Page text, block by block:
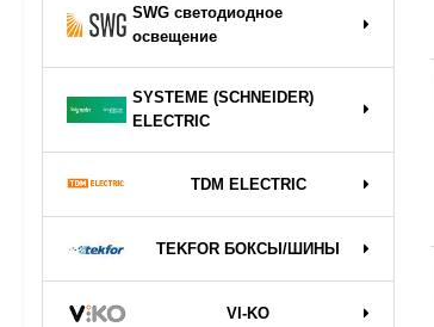
SWG светодиодное
освещение
SYSTEME (SCHNEIDER)
ELECTRIC
TDM ELECTRIC
TEKFOR БОКСЫ/ШИНЫ
VI-KO